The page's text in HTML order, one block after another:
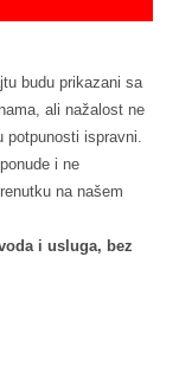
budu prikazani sa
ali nažalost ne
potpunosti ispravni.
i ne
na našem
i usluga, bez